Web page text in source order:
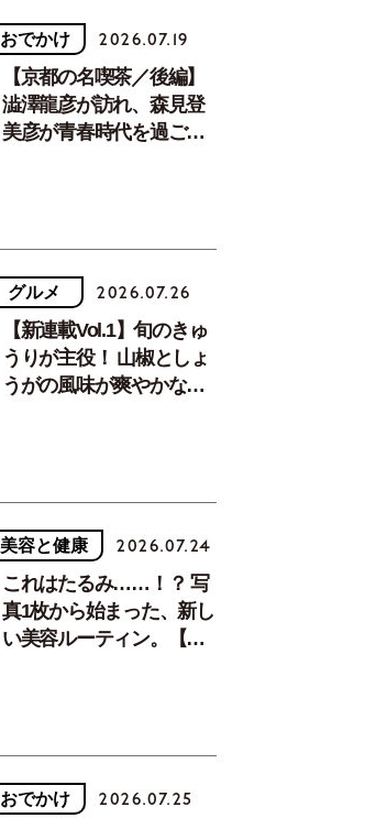
おでかけ 2026.07.19
【京都の名喫茶／後編】
澁澤龍彦が訪れ、森見登
美彦が青春時代を過ごし
グルメ 2026.07.26
【新連載Vol.1】旬のきゅ
うりが主役！ 山椒としょ
うがの風味が爽やかな、
美容と健康 2026.07.24
これはたるみ……！？ 写
真1枚から始まった、新し
い美容ルーティン。【中
おでかけ 2026.07.25